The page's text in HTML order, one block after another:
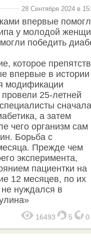
28 Сентября 2024 в
впервые
у молодой
победить
которое
впервые в истории
модификации
25-летней
сначала
а затем
чего организм сам
Борьба с
Прежде чем
эксперимента,
пациентки на
12 месяцев, по их
не нуждался в
16493 5 0